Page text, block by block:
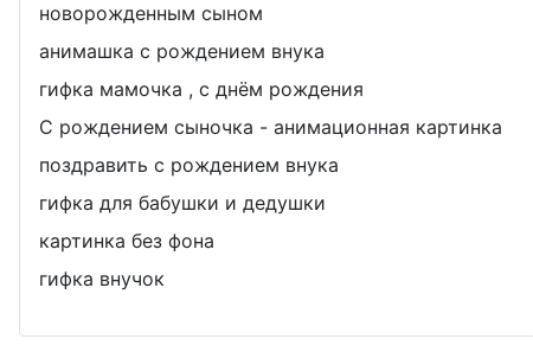
новорожденным сыном
анимашка с рождением внука
гифка мамочка , с днём рождения
С рождением сыночка - анимационная картинка
поздравить с рождением внука
гифка для бабушки и дедушки
картинка без фона
гифка внучок